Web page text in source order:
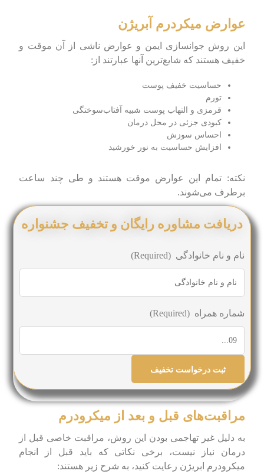
عوارض میکردرم آبریژن
این روش جوانسازی ایمن و عوارض ناشی از آن موقت و
خفیف هستند که شایع‌ترین آنها عبارتند از:
حساسیت خفیف پوست
تورم
قرمزی و التهاب پوست شبیه آفتاب‌سوختگی
کبودی جزئی در محل درمان
احساس سوزش
افزایش حساسیت به نور خورشید
نکته: تمام این عوارض موقت هستند و طی چند ساعت
برطرف می‌شوند.
دریافت مشاوره رایگان و تخفیف جشنواره
نام و نام خانوادگی (Required)
شماره همراه (Required)
مراقبت‌های قبل و بعد از میکرودرم
به دلیل غیر تهاجمی بودن این روش، مراقبت خاصی قبل از
درمان نیاز نیست، برخی نکاتی که باید قبل از انجام
میکرودرم ابریژن رعایت کنید، به شرح زیر هستند: